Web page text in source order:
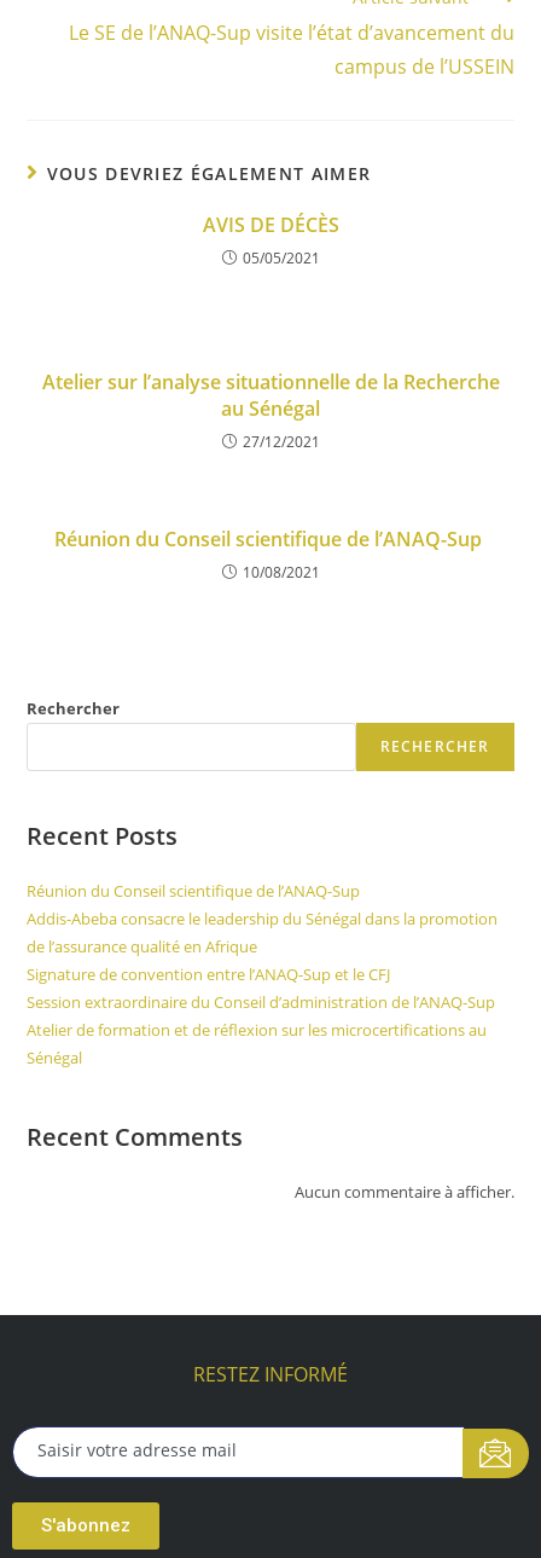
Le SE de l’ANAQ-Sup visite l’état d’avancement du
campus de l’USSEIN
VOUS DEVRIEZ ÉGALEMENT AIMER
AVIS DE DÉCÈS
05/05/2021
Atelier sur l’analyse situationnelle de la Recherche
au Sénégal
27/12/2021
Réunion du Conseil scientifique de l’ANAQ-Sup
10/08/2021
Rechercher
RECHERCHER
Recent Posts
Réunion du Conseil scientifique de l’ANAQ-Sup
Addis-Abeba consacre le leadership du Sénégal dans la promotion
de l’assurance qualité en Afrique
Signature de convention entre l’ANAQ-Sup et le CFJ
Session extraordinaire du Conseil d’administration de l’ANAQ-Sup
Atelier de formation et de réflexion sur les microcertifications au
Sénégal
Recent Comments
Aucun commentaire à afficher.
RESTEZ INFORMÉ
S'abonnez